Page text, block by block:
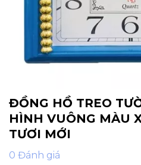
ĐỒNG HỒ TREO
HÌNH VUÔNG MÀU
TƯƠI MỚI
0 Đánh giá